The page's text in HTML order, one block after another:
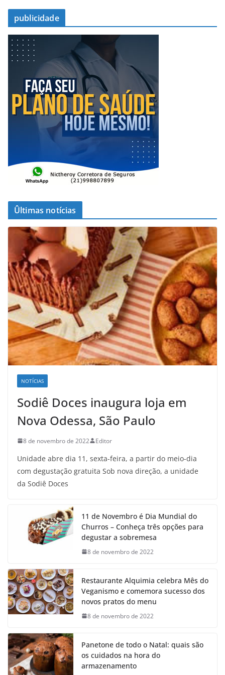
publicidade
Ûltimas notícias
NOTÍCIAS
Sodiê Doces inaugura loja em
Nova Odessa, São Paulo
8 de novembro de 2022 Editor
Unidade abre dia 11, sexta-feira, a partir do meio-dia
com degustação gratuita Sob nova direção, a unidade
da Sodiê Doces
11 de Novembro é Dia Mundial do
Churros – Conheça três opções para
degustar a sobremesa
8 de novembro de 2022
Restaurante Alquimia celebra Mês do
Veganismo e comemora sucesso dos
novos pratos do menu
8 de novembro de 2022
Panetone de todo o Natal: quais são
os cuidados na hora do
armazenamento